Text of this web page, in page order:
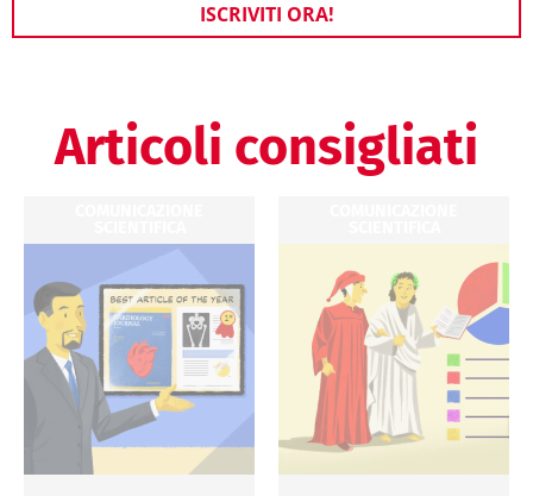
ISCRIVITI ORA!
Articoli consigliati